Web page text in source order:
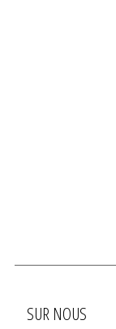
SUR NOUS